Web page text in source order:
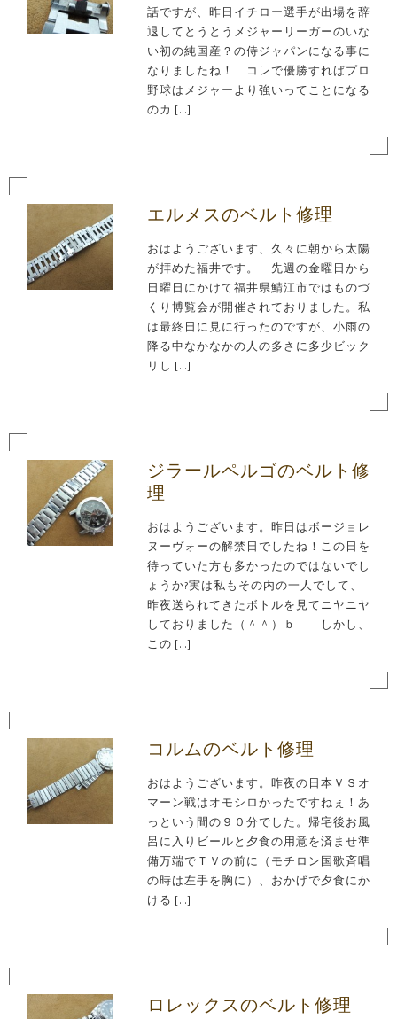
話ですが、昨日イチロー選手が出場を辞
退してとうとうメジャーリーガーのいな
い初の純国産？の侍ジャパンになる事に
なりましたね！ コレで優勝すればプロ
野球はメジャーより強いってことになる
のカ […]
エルメスのベルト修理
おはようございます、久々に朝から太陽
が拝めた福井です。 先週の金曜日から
日曜日にかけて福井県鯖江市ではものづ
くり博覧会が開催されておりました。私
は最終日に見に行ったのですが、小雨の
降る中なかなかの人の多さに多少ビック
リし […]
ジラールペルゴのベルト修
理
おはようございます。昨日はボージョレ
ヌーヴォーの解禁日でしたね！この日を
待っていた方も多かったのではないでし
ょうか?実は私もその内の一人でして、
昨夜送られてきたボトルを見てニヤニヤ
しておりました（＾＾）ｂ しかし、
この […]
コルムのベルト修理
おはようございます。昨夜の日本ＶＳオ
マーン戦はオモシロかったですねぇ！あ
っという間の９０分でした。帰宅後お風
呂に入りビールと夕食の用意を済ませ準
備万端でＴＶの前に（モチロン国歌斉唱
の時は左手を胸に）、おかげで夕食にか
ける […]
ロレックスのベルト修理